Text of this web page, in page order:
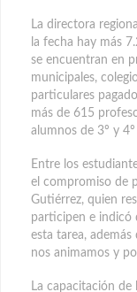
La directora
la fecha hay más
se encuentran en
municipales,
particulares
más de 615
alumnos de 3º y
Entre los
el compromiso de
Gutiérrez, quien
participen e indicó
esta tarea,
nos animamos y
La capacitación de